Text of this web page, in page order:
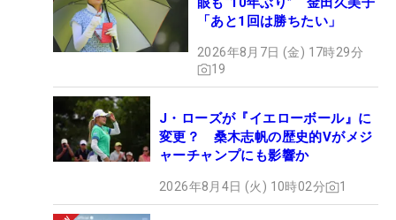
「あと1回は勝ちたい」
2026年8月7日 (金) 17時29分
19
J・ローズが『イエローボール』に
変更？ 桑木志帆の歴史的Vがメジ
ャーチャンプにも影響か
2026年8月4日 (火) 10時02分 1